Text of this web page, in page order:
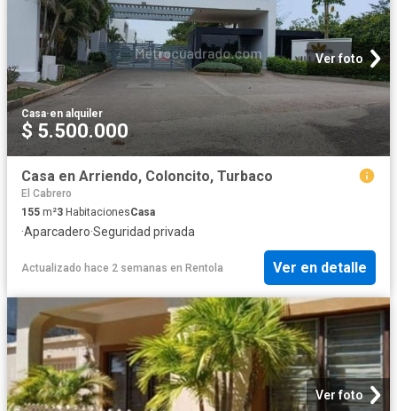
Ver foto
Casa·en alquiler
$ 5.500.000
Casa en Arriendo, Coloncito, Turbaco
El Cabrero
155 m²3 HabitacionesCasa
·Aparcadero·Seguridad privada
Actualizado hace 2 semanas en Rentola Ver en detalle
Ver foto